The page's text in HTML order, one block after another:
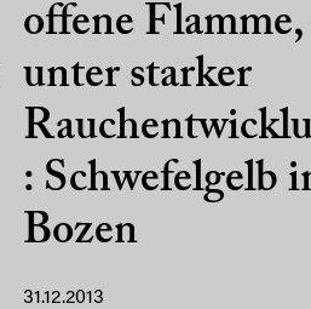
offene Flamme,
unter starker
: Schwefelgelb
Bozen
31.12.2013